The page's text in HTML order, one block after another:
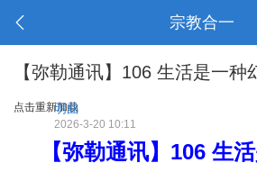
宗教合一
【弥勒通讯】106 生活是一种
点击重新加载
明曲
2026-3-20 10:11
【弥勒通讯】106 生